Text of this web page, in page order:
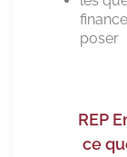
poser
REP
ce